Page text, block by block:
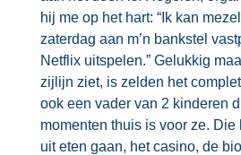
hij me op het hart: “Ik kan
zaterdag aan m’n bankstel
Netflix uitspelen.” Gelukkig
zijlijn ziet, is zelden het
ook een vader van 2 kinderen
momenten thuis is voor ze. Die
uit eten gaan, het casino, de